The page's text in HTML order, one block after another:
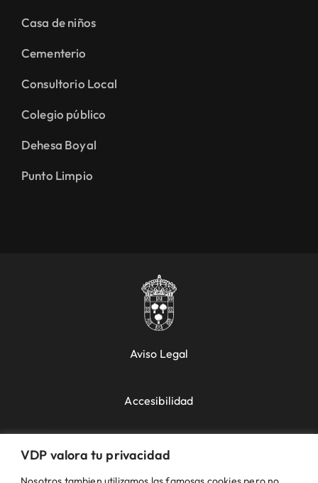
VDP valora tu privacidad
Casa de niños
Cementerio
Consultorio Local
Colegio público
Dehesa Boyal
Punto Limpio
Aviso Legal
Accesibilidad
Política de Cookies